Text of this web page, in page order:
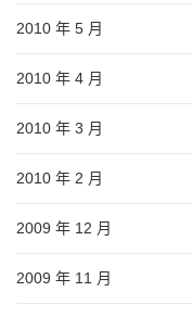
2010 年 5 月
2010 年 4 月
2010 年 3 月
2010 年 2 月
2009 年 12 月
2009 年 11 月